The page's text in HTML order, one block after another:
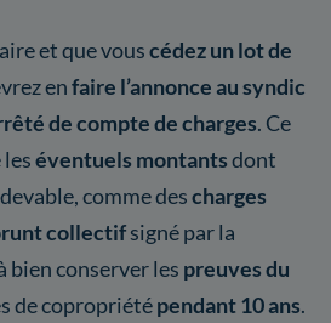
et que vouscédez un lot de
enfaire l’annonce au syndic
de compte de charges. Ce
éventuels montantsdont
comme descharges
collectifsigné par la
bien conserver les preuves du
de copropriétépendant 10 ans.